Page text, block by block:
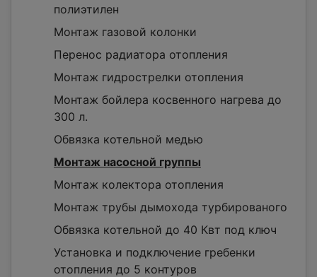
полиэтилен
Монтаж газовой колонки
Перенос радиатора отопления
Монтаж гидрострелки отопления
Монтаж бойлера косвенного нагрева до
300 л.
Обвязка котельной медью
Монтаж насосной группы
Монтаж колектора отопления
Монтаж трубы дымохода турбированого
Обвязка котельной до 40 Квт под ключ
Установка и подключение гребенки
отопления до 5 контуров